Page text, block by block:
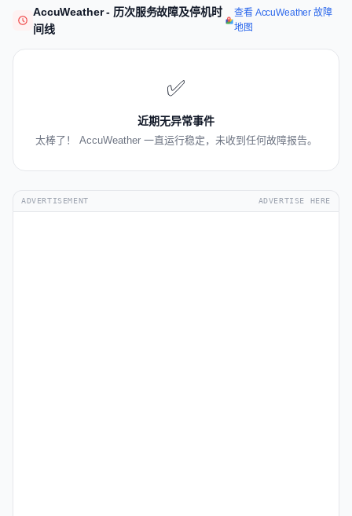
AccuWeather - 历次服务故障及停机时
间线
查看 AccuWeather 故障
地图
✅
近期无异常事件
太棒了！ AccuWeather 一直运行稳定，未收到任何故障报告。
ADVERTISEMENT ADVERTISE HERE